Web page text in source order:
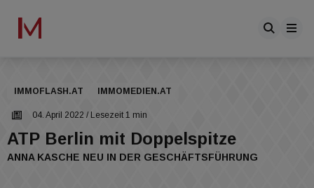
IMMOFLASH.AT IMMOMEDIEN.AT
04. April 2022 / Lesezeit 1 min
ATP Berlin mit Doppelspitze
ANNA KASCHE NEU IN DER GESCHÄFTSFÜHRUNG